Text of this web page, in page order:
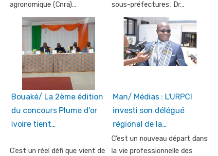
agronomique (Cnra)…
sous-préfectures, Dr…
Bouaké/ La 2ème édition
du concours Plume d’or
ivoire tient…
C’est un réel défi que vient de
Man/ Médias : L'URPCI
investi son délégué
régional de la…
C’est un nouveau départ dans
la vie professionnelle des